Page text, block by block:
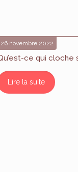
26 novembre 2022
ce qui cloche
Lire la suite